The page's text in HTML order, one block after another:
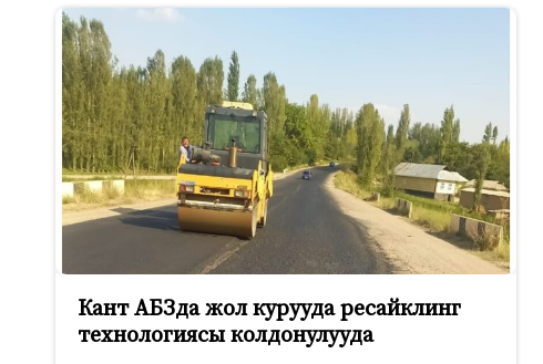
Кант АБЗда жол курууда ресайклинг
технологиясы колдонулууда